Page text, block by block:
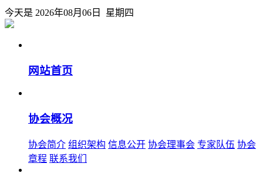
今天是 2026年08月06日 星期四
网站首页
协会概况
协会简介 组织架构 信息公开 协会理事会 专家队伍 协会
章程 联系我们